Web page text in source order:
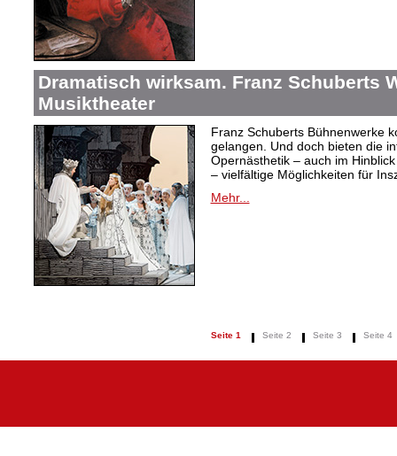
Dramatisch wirksam. Franz Schuberts
Musiktheater
Franz Schuberts Bühnenwerke
gelangen. Und doch bieten die
Opernästhetik – auch im
– vielfältige Möglichkeiten für
Mehr...
Seite 1 Seite 2 Seite 3 Seite 4